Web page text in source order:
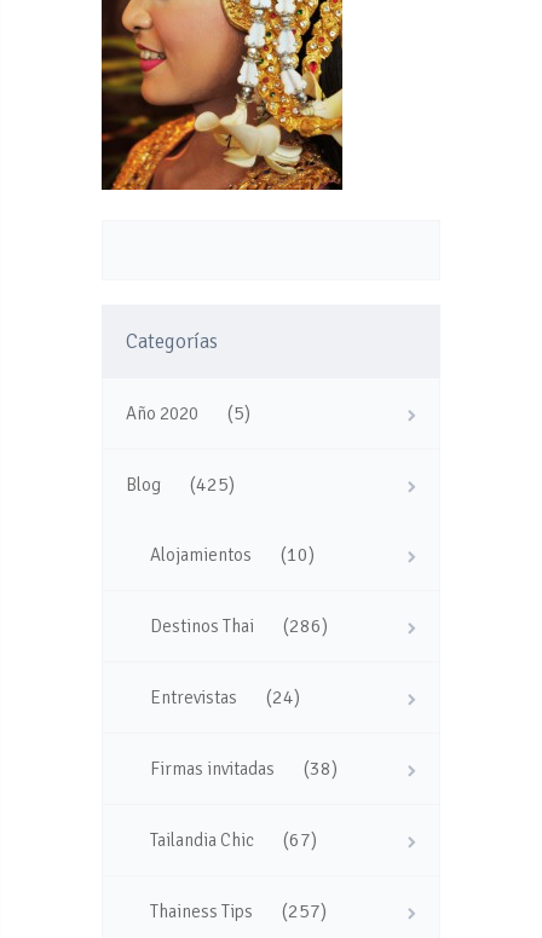
Categorías
Año 2020 (5)
Blog (425)
Alojamientos (10)
Destinos Thai (286)
Entrevistas (24)
Firmas invitadas (38)
Tailandia Chic (67)
Thainess Tips (257)